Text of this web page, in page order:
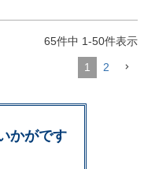
65件中 1-50件表示
1 2
かがです